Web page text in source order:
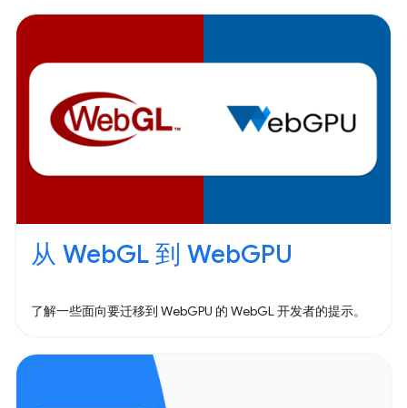
从 WebGL 到 WebGPU
了解一些面向要迁移到 WebGPU 的 WebGL 开发者的提示。